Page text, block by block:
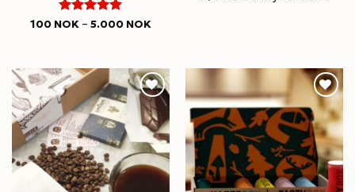
Rated5
100 NOK – 5.000 NOK